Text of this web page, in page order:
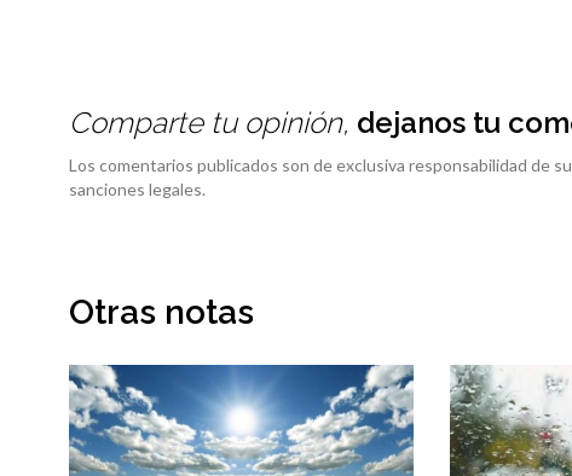
Comparte tu opinión, dejanos tu
Los comentarios publicados son de exclusiva responsabilidad de
sanciones legales.
Otras notas